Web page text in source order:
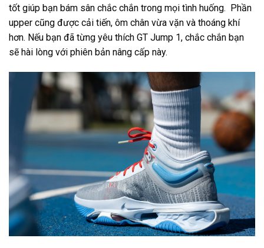
tốt giúp bạn bám sân chắc chắn trong mọi tình huống. Phần
upper cũng được cải tiến, ôm chân vừa vặn và thoáng khí
hơn. Nếu bạn đã từng yêu thích GT Jump 1, chắc chắn bạn
sẽ hài lòng với phiên bản nâng cấp này.